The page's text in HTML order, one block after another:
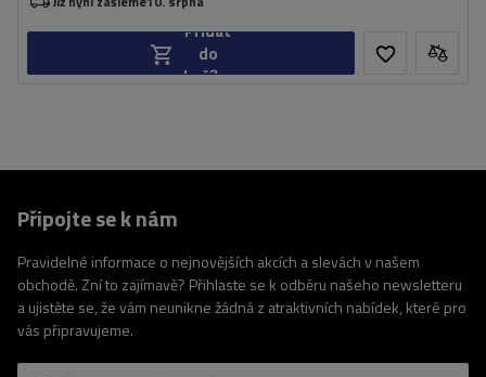
Přidat
do
košíku
Připojte se k nám
Pravidelné informace o nejnovějších akcích a slevách v našem
obchodě. Zní to zajímavě? Přihlaste se k odběru našeho newsletteru
a ujistěte se, že vám neunikne žádná z atraktivních nabídek, které pro
vás připravujeme.